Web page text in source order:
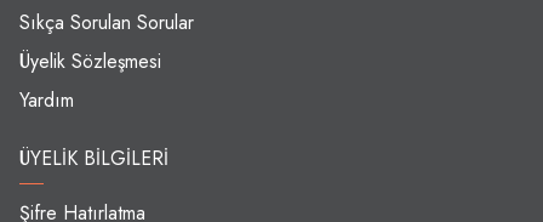
Sıkça Sorulan Sorular
Üyelik Sözleşmesi
Yardım
ÜYELIK BILGILERI
Şifre Hatırlatma